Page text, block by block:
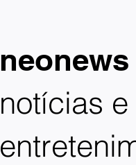
neonews
notícias e